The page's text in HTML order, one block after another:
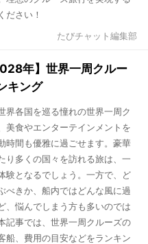
ださい！
たびチャット編集部
年】世界一周クルー
キング
界各国を巡る憧れの世界一周ク
美食やエンターテインメントを
時間も優雅に過ごせます。豪華
り多くの国々を訪れる旅は、一
験となるでしょう。一方で、ど
べきか、船内ではどんな風に過
、悩んでしまう方も多いのでは
記事では、世界一周クルーズの
船、費用の目安などをランキン